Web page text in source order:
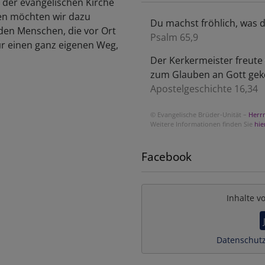
möchten wir dazu
Menschen, die vor Ort
einen ganz eigenen Weg,
Du machst fröhlich, was
Psalm 65,9
Der Kerkermeister
zum Glauben an Gott
Apostelgeschichte 16,34
© Evangelische Brüder-Unität –
Weitere Informationen finden Sie
Facebook
Inhalte